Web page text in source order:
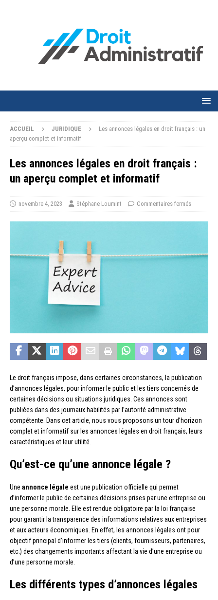
ACCUEIL JURIDIQUE
Les annonces légales en droit français : un
aperçu complet et informatif
Les annonces légales en droit français :
un aperçu complet et informatif
novembre 4, 2023 Stéphane Loumint Commentaires fermés
Le droit français impose, dans certaines circonstances, la publication
d’annonces légales, pour informer le public et les tiers concernés de
certaines décisions ou situations juridiques. Ces annonces sont
publiées dans des journaux habilités par l’autorité administrative
compétente. Dans cet article, nous vous proposons un tour d’horizon
complet et informatif sur les annonces légales en droit français, leurs
caractéristiques et leur utilité.
Qu’est-ce qu’une annonce légale ?
Une annonce légale est une publication officielle qui permet
d’informer le public de certaines décisions prises par une entreprise ou
une personne morale. Elle est rendue obligatoire par la loi française
pour garantir la transparence des informations relatives aux entreprises
et aux acteurs économiques. En effet, les annonces légales ont pour
objectif principal d’informer les tiers (clients, fournisseurs, partenaires,
etc.) des changements importants affectant la vie d’une entreprise ou
d’une personne morale.
Les différents types d’annonces légales